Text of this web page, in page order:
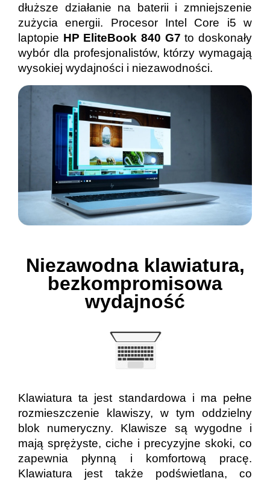
dłuższe działanie na baterii i zmniejszenie
zużycia energii. Procesor Intel Core i5 w
laptopie HP EliteBook 840 G7 to doskonały
wybór dla profesjonalistów, którzy wymagają
wysokiej wydajności i niezawodności.
Niezawodna klawiatura,
bezkompromisowa
wydajność
Klawiatura ta jest standardowa i ma pełne
rozmieszczenie klawiszy, w tym oddzielny
blok numeryczny. Klawisze są wygodne i
mają sprężyste, ciche i precyzyjne skoki, co
zapewnia płynną i komfortową pracę.
Klawiatura jest także podświetlana, co